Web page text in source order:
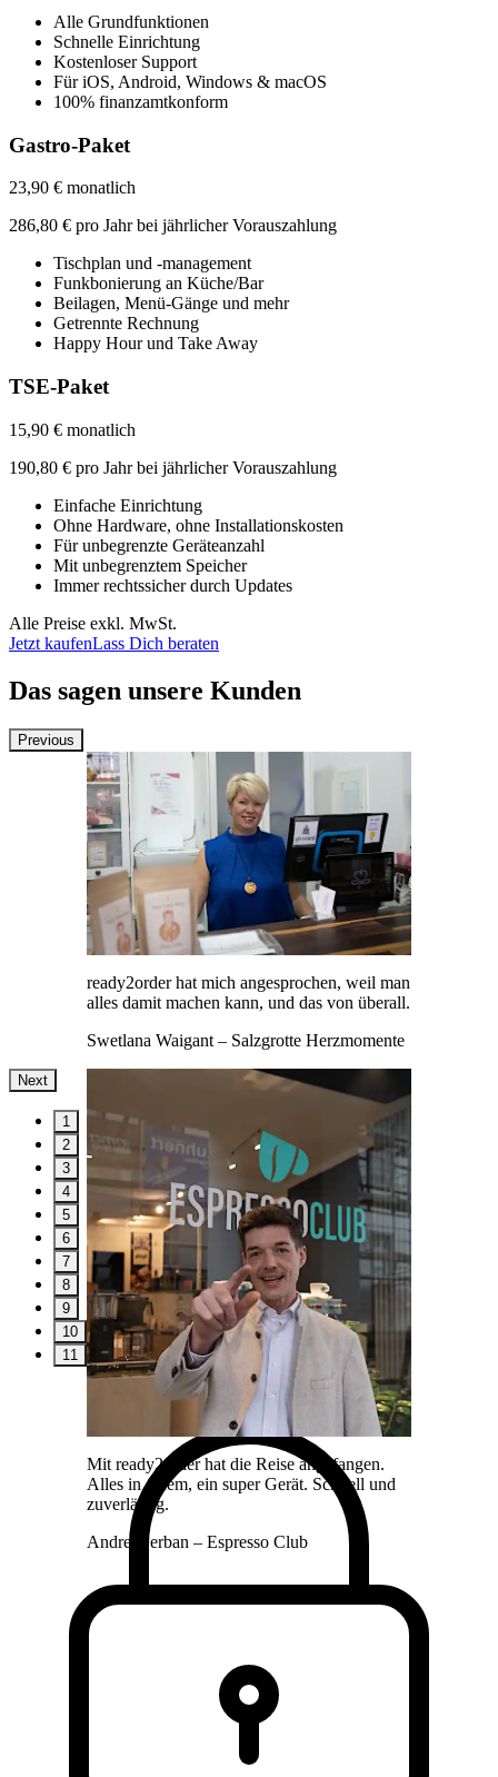
Alle Grundfunktionen
Schnelle Einrichtung
Kostenloser Support
Für iOS, Android, Windows & macOS
100% finanzamtkonform
Gastro-Paket
23,90 € monatlich
286,80 € pro Jahr bei jährlicher Vorauszahlung
Tischplan und -management
Funkbonierung an Küche/Bar
Beilagen, Menü-Gänge und mehr
Getrennte Rechnung
Happy Hour und Take Away
TSE-Paket
15,90 € monatlich
190,80 € pro Jahr bei jährlicher Vorauszahlung
Einfache Einrichtung
Ohne Hardware, ohne Installationskosten
Für unbegrenzte Geräteanzahl
Mit unbegrenztem Speicher
Immer rechtssicher durch Updates
Alle Preise exkl. MwSt.
Jetzt kaufenLass Dich beraten
Das sagen unsere Kunden
Previous
ready2order hat mich angesprochen, weil man
alles damit machen kann, und das von überall.
Swetlana Waigant – Salzgrotte Herzmomente
Mit ready2order hat die Reise angefangen.
Alles in einem, ein super Gerät. Schnell und
zuverlässig.
Andrei Serban – Espresso Club
Next
1
2
3
4
5
6
7
8
9
10
11